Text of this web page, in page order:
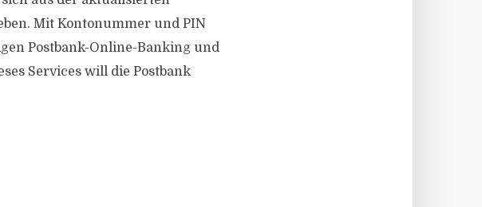
Mit Kontonummer und PIN
Postbank-Online-Banking und
Services will die Postbank